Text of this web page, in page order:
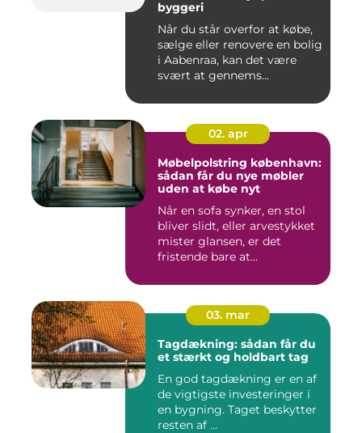
byggeri
Når du står overfor at købe,
sælge eller renovere en bolig
i Aabenraa, kan det være
svært at gennems...
02. apr
Møbelpolstring københavn:
sådan får du nye møbler
uden at købe nyt
Når en sofa synker, en stol
bliver slidt, eller arvestykket
mister glansen, er det
fristende bare at...
03. mar
Tagdækning: sådan får du
et stærkt og holdbart tag
En god tagdækning er en af
de vigtigste investeringer i
en bygning. Taget beskytter
resten af ...